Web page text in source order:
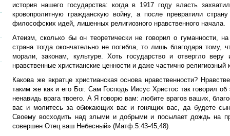
история нашего государства: когда в 1917 году власть
кровопролитную гражданскую войну, а после превратили
философских идей, лишенных религиозного нравственного начала.
Атеизм, сколько бы он теоретически не говорил о гуманности,
страна тогда окончательно не погибла, то лишь благодаря тому,
морали, законам, культуре. Хоть государство и отвергло
нравственные христианские ценности и даже частично религиозный
Какова же вкратце христианская основа нравственности?
таким же как и его Бог. Сам Господь Иисус Христос так говорил
ненавидь врага твоего. А Я говорю вам: любите врагов ваших,
вас и молитесь за обижающих вас и гонящих вас, да будете
Своему восходить над злыми и добрыми и посылает дождь на
совершен Отец ваш Небесный» (Матф.5:43-45,48).